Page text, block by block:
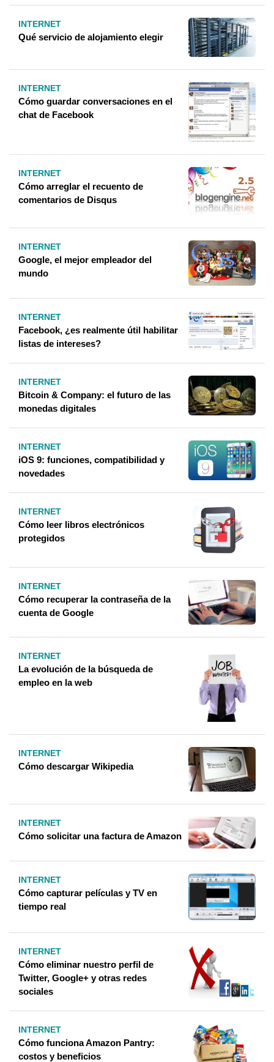
INTERNET
Qué servicio de alojamiento elegir
INTERNET
Cómo guardar conversaciones en el
chat de Facebook
INTERNET
Cómo arreglar el recuento de
comentarios de Disqus
INTERNET
Google, el mejor empleador del
mundo
INTERNET
Facebook, ¿es realmente útil habilitar
listas de intereses?
INTERNET
Bitcoin & Company: el futuro de las
monedas digitales
INTERNET
iOS 9: funciones, compatibilidad y
novedades
INTERNET
Cómo leer libros electrónicos
protegidos
INTERNET
Cómo recuperar la contraseña de la
cuenta de Google
INTERNET
La evolución de la búsqueda de
empleo en la web
INTERNET
Cómo descargar Wikipedia
INTERNET
Cómo solicitar una factura de Amazon
INTERNET
Cómo capturar películas y TV en
tiempo real
INTERNET
Cómo eliminar nuestro perfil de
Twitter, Google+ y otras redes
sociales
INTERNET
Cómo funciona Amazon Pantry:
costos y beneficios